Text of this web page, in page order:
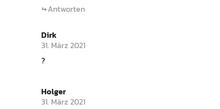
Antworten
Dirk
31. März 2021
?
Holger
31. März 2021